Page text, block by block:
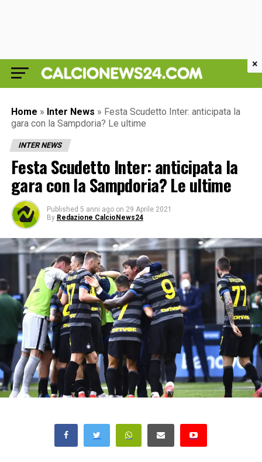
Home » Inter News » Festa Scudetto Inter: anticipata la
gara con la Sampdoria? Le ultime
INTER NEWS
Festa Scudetto Inter: anticipata la
gara con la Sampdoria? Le ultime
Published 5 anni ago on 29 Aprile 2021
By Redazione CalcioNews24
×